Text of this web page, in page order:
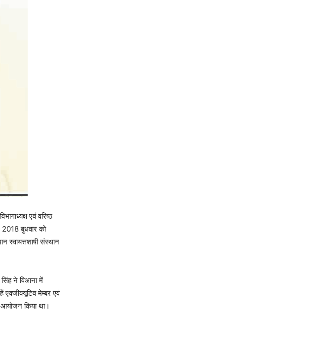
एवं वरिष्ठ
2018 बुधवार को
स्वायत्तशाषी संस्थान
ने विआना में
एक्जीक्यूटिव मेम्बर एवं
किया था।